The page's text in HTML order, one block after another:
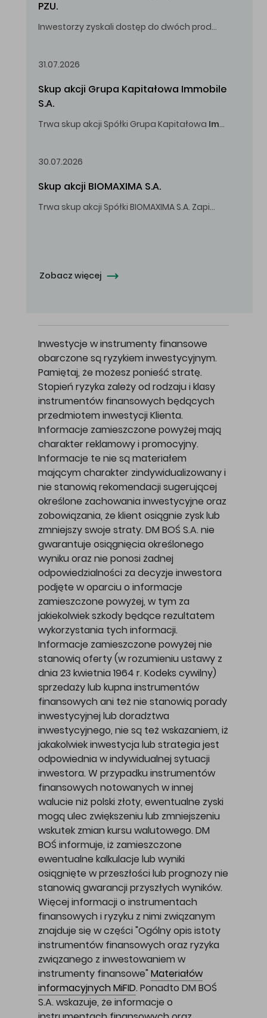
PZU.
Inwestorzy zyskali dostęp do dwóch produktów umożliwiających inwestowanie w obligacje skarbowe.
31.07.2026
Skup akcji Grupa Kapitałowa Immobile
S.A.
Trwa skup akcji Spółki Grupa Kapitałowa Immobile
30.07.2026
Skup akcji BIOMAXIMA S.A.
Trwa skup akcji Spółki BIOMAXIMA S.A. Zapisy do 4 sierpnia 2026 r. do godz. 16.00.
Zobacz więcej
Inwestycje w instrumenty finansowe
obarczone są ryzykiem inwestycyjnym.
Pamiętaj, że możesz ponieść stratę.
Stopień ryzyka zależy od rodzaju i klasy
instrumentów finansowych będących
przedmiotem inwestycji Klienta.
Informacje zamieszczone powyżej mają
charakter reklamowy i promocyjny.
Informacje te nie są materiałem
mającym charakter zindywidualizowany i
nie stanowią rekomendacji sugerującej
określone zachowania inwestycyjne oraz
zobowiązania, że klient osiągnie zysk lub
zmniejszy swoje straty. DM BOŚ S.A. nie
gwarantuje osiągnięcia określonego
wyniku oraz nie ponosi żadnej
odpowiedzialności za decyzje inwestora
podjęte w oparciu o informacje
zamieszczone powyżej, w tym za
jakiekolwiek szkody będące rezultatem
wykorzystania tych informacji.
Informacje zamieszczone powyżej nie
stanowią oferty (w rozumieniu ustawy z
dnia 23 kwietnia 1964 r. Kodeks cywilny)
sprzedaży lub kupna instrumentów
finansowych ani też nie stanowią porady
inwestycyjnej lub doradztwa
inwestycyjnego, nie są też wskazaniem, iż
jakakolwiek inwestycja lub strategia jest
odpowiednia w indywidualnej sytuacji
inwestora. W przypadku instrumentów
finansowych notowanych w innej
walucie niż polski złoty, ewentualne zyski
mogą ulec zwiększeniu lub zmniejszeniu
wskutek zmian kursu walutowego. DM
BOŚ informuje, iż zamieszczone
ewentualne kalkulacje lub wyniki
osiągnięte w przeszłości lub prognozy nie
stanowią gwarancji przyszłych wyników.
Więcej informacji o instrumentach
finansowych i ryzyku z nimi związanym
znajduje się w części "Ogólny opis istoty
instrumentów finansowych oraz ryzyka
związanego z inwestowaniem w
instrumenty finansowe" Materiałów
informacyjnych MiFID. Ponadto DM BOŚ
S.A. wskazuje, że informacje o